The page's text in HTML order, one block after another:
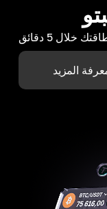
5 دقائق
المزيد